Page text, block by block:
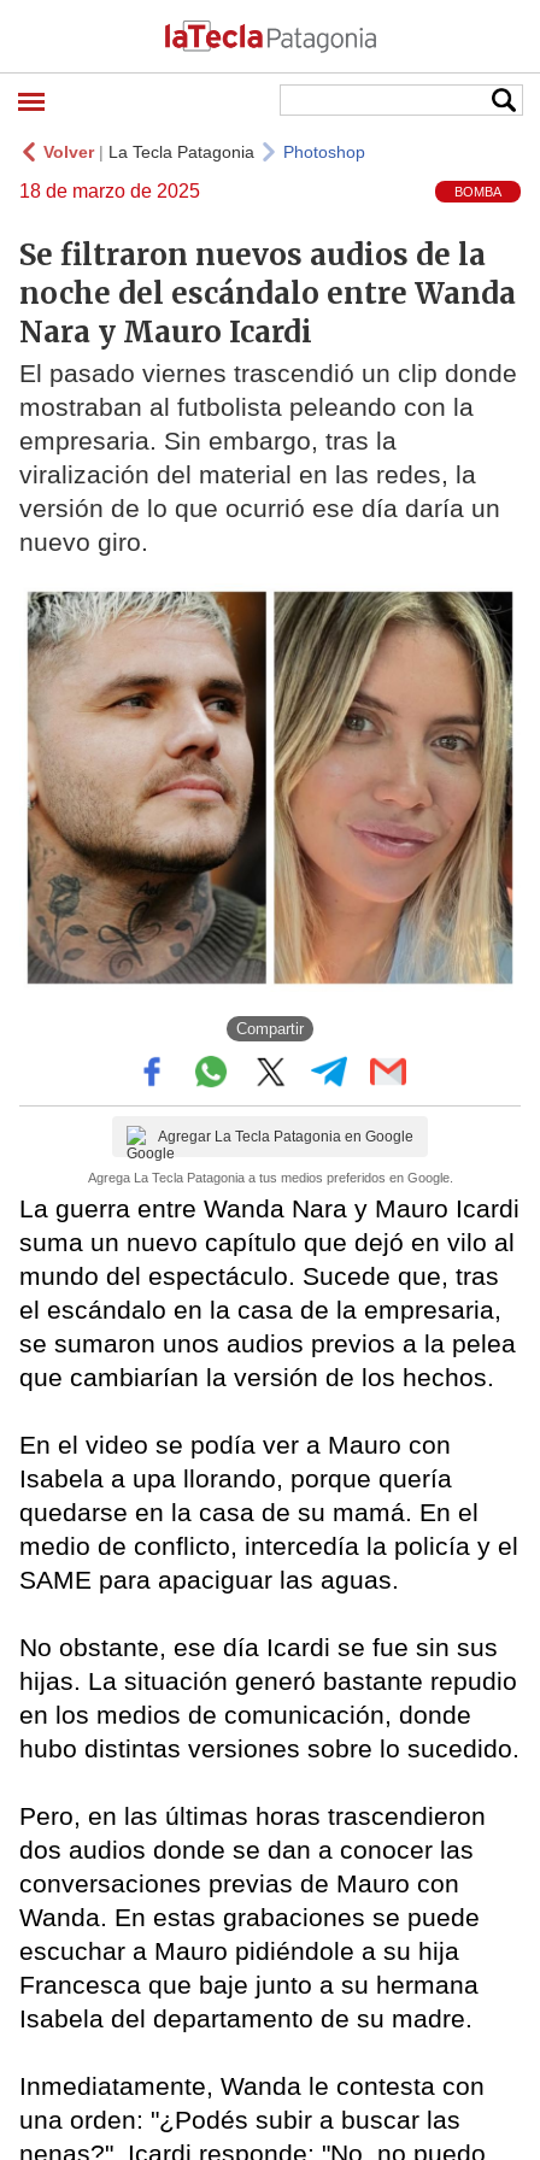
Volver| La Tecla Patagonia Photoshop
18 de marzo de 2025 BOMBA
Se filtraron nuevos audios de la
noche del escándalo entre Wanda
Nara y Mauro Icardi
El pasado viernes trascendió un clip donde
mostraban al futbolista peleando con la
empresaria. Sin embargo, tras la
viralización del material en las redes, la
versión de lo que ocurrió ese día daría un
nuevo giro.
Compartir
Agregar La Tecla Patagonia en Google
Agrega La Tecla Patagonia a tus medios preferidos en Google.
La guerra entre Wanda Nara y Mauro Icardi
suma un nuevo capítulo que dejó en vilo al
mundo del espectáculo. Sucede que, tras
el escándalo en la casa de la empresaria,
se sumaron unos audios previos a la pelea
que cambiarían la versión de los hechos.
En el video se podía ver a Mauro con
Isabela a upa llorando, porque quería
quedarse en la casa de su mamá. En el
medio de conflicto, intercedía la policía y el
SAME para apaciguar las aguas.
No obstante, ese día Icardi se fue sin sus
hijas. La situación generó bastante repudio
en los medios de comunicación, donde
hubo distintas versiones sobre lo sucedido.
Pero, en las últimas horas trascendieron
dos audios donde se dan a conocer las
conversaciones previas de Mauro con
Wanda. En estas grabaciones se puede
escuchar a Mauro pidiéndole a su hija
Francesca que baje junto a su hermana
Isabela del departamento de su madre.
Inmediatamente, Wanda le contesta con
una orden: "¿Podés subir a buscar las
nenas?". Icardi responde: "No, no puedo